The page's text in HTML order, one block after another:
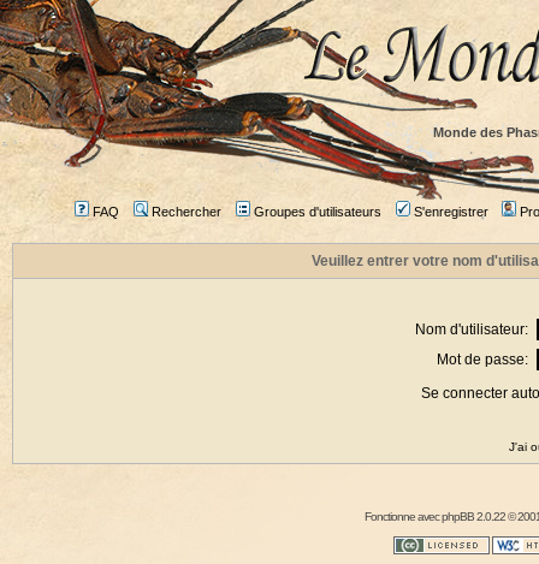
Monde des
FAQ Rechercher Groupes d'utilisateurs S'enregistrer
Veuillez entrer votre nom
Nom d'utilisateur:
Mot de passe:
Se connecter
J'ai
Fonctionne avecphpBB2.0.22 ©